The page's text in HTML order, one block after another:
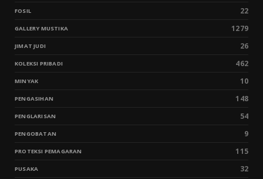
FOSIL 22
GALLERY MUSTIKA 1279
JIMAT JUDI 26
KOLEKSI PRIBADI 462
MINYAK 10
PENGASIHAN 148
PENGLARISAN 54
PENGOBATAN 9
PROTEKSI PEMAGARAN 115
PUSAKA 32